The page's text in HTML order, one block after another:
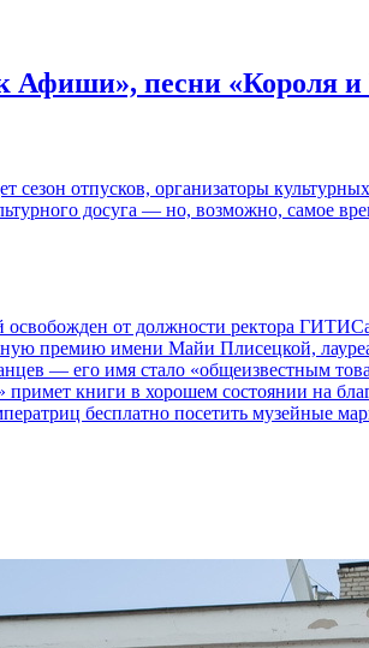
Афиши», песни «Короля
сезон отпусков, организаторы
досуга — но, возможно, самое
от должности ректора
премию имени Майи Плисецкой,
— его имя стало «общеизвестным
книги в хорошем состоянии на
бесплатно посетить музейные